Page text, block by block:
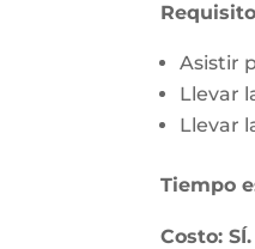
Asistir
Llevar
Llevar
Tiempo
Costo: SÍ.